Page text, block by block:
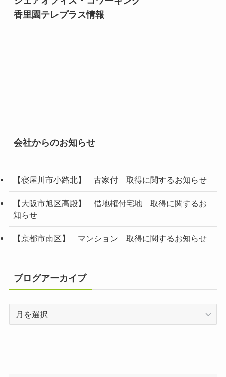
香里園テレプラス情報
会社からのお知らせ
【寝屋川市小路北】 古家付 取得に関するお知らせ
【大阪市旭区高殿】 借地権付宅地 取得に関するお
知らせ
【京都市南区】 マンション 取得に関するお知らせ
ブログアーカイブ